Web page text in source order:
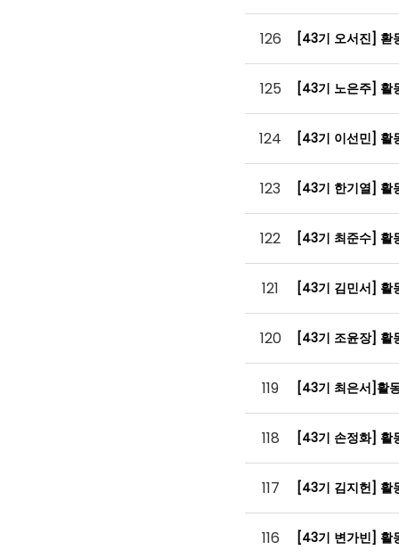
126 [43기 오서진] 홛
125 [43기 노은주] 활
124 [43기 이선민] 활
123 [43기 한기열] 활
122 [43기 최준수] 활
121 [43기 김민서] 활
120 [43기 조윤장] 활
119 [43기 최은서]활
118 [43기 손정화] 활
117 [43기 김지헌] 활
116 [43기 변가빈] 활